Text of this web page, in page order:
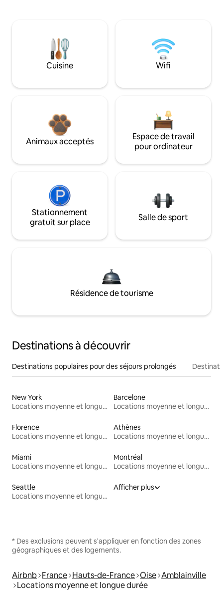
Cuisine Wifi
Animaux acceptés
Espace de travail
pour ordinateur
Stationnement
gratuit sur place
Salle de sport
Résidence de tourisme
Destinations à découvrir
Destinations populaires pour des séjours prolongés
New York
Locations moyenne et longue durée
Barcelone
Locations moyenne et longue durée
Florence
Locations moyenne et longue durée
Athènes
Locations moyenne et longue durée
Miami
Locations moyenne et longue durée
Montréal
Locations moyenne et longue durée
Seattle
Locations moyenne et longue durée
Afficher plus
* Des exclusions peuvent s'appliquer en fonction des zones
géographiques et des logements.
Airbnb France Hauts-de-France Oise Amblainville
Locations moyenne et longue durée